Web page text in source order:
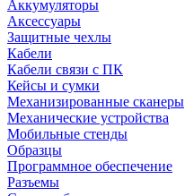
Аккумуляторы
Аксессуары
Защитные чехлы
Кабели
Кабели связи с ПК
Кейсы и сумки
Механизированные сканеры
Механические устройства
Мобильные стенды
Образцы
Программное обеспечение
Разъемы